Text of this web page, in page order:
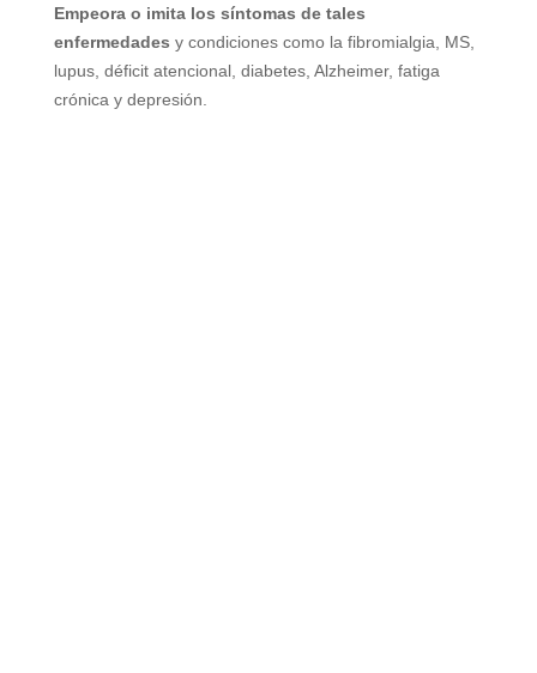
Empeora o imita los síntomas de tales
enfermedades y condiciones como la fibromialgia, MS,
lupus, déficit atencional, diabetes, Alzheimer, fatiga
crónica y depresión.